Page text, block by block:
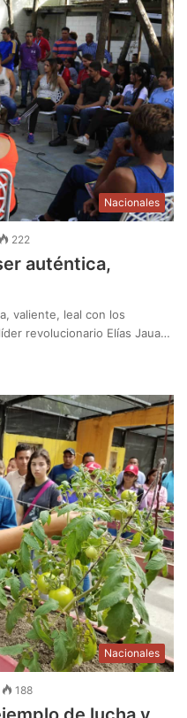
Nacionales
222
auténtica,
valiente, leal con los
revolucionario Elías Jaua…
Nacionales
188